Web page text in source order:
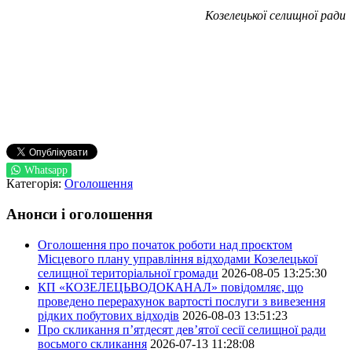
Козелецької селищної ради
Whatsapp
Категорія: Оголошення
Анонси і оголошення
Оголошення про початок роботи над проєктом
Місцевого плану управління відходами Козелецької
селищної територіальної громади 2026-08-05 13:25:30
КП «КОЗЕЛЕЦЬВОДОКАНАЛ» повідомляє, що
проведено перерахунок вартості послуги з вивезення
рідких побутових відходів 2026-08-03 13:51:23
Про скликання п’ятдесят дев’ятої сесії селищної ради
восьмого скликання 2026-07-13 11:28:08